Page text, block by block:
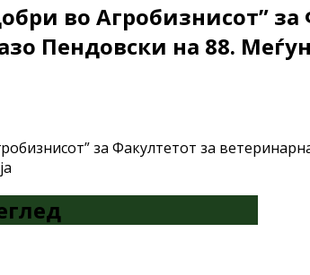
во Агробизнисот”
Пендовски на 88.